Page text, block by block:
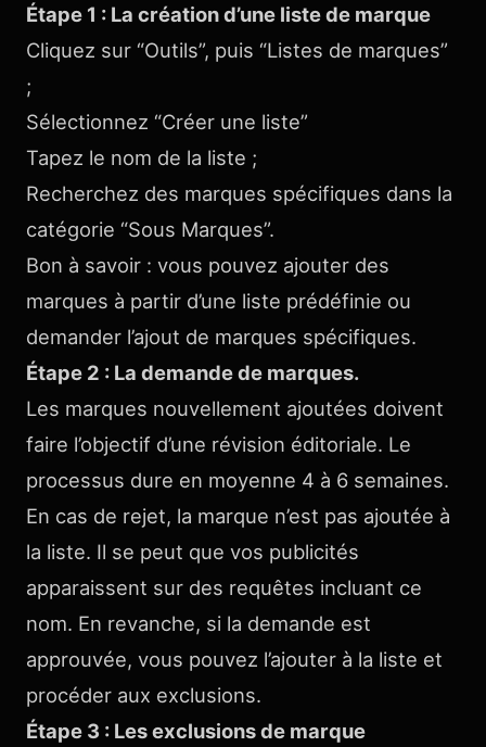
Étape 1 : La création d’une liste de marque
Cliquez sur “Outils”, puis “Listes de marques”
;
Sélectionnez “Créer une liste”
Tapez le nom de la liste ;
Recherchez des marques spécifiques dans la
catégorie “Sous Marques”.
Bon à savoir : vous pouvez ajouter des
marques à partir d’une liste prédéfinie ou
demander l’ajout de marques spécifiques.
Étape 2 : La demande de marques.
Les marques nouvellement ajoutées doivent
faire l’objectif d’une révision éditoriale. Le
processus dure en moyenne 4 à 6 semaines.
En cas de rejet, la marque n’est pas ajoutée à
la liste. Il se peut que vos publicités
apparaissent sur des requêtes incluant ce
nom. En revanche, si la demande est
approuvée, vous pouvez l’ajouter à la liste et
procéder aux exclusions.
Étape 3 : Les exclusions de marque